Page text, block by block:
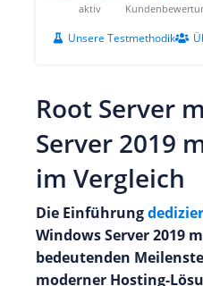
aktiv
Unsere Testmethodik
Root Server
Server 2019
im Vergleich
Die Einführung
Windows Server 2019
bedeutenden
moderner Hosting-